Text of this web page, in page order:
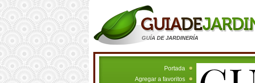
GUÍA DE JARDINERÍA
Portada
Agregar a favoritos